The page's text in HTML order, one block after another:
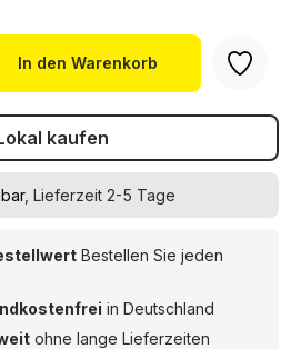
Gib den
In den Warenkorb
kaufen
, Lieferzeit 2-5 Tage
Bestellen Sie jeden
in Deutschland
ohne lange Lieferzeiten